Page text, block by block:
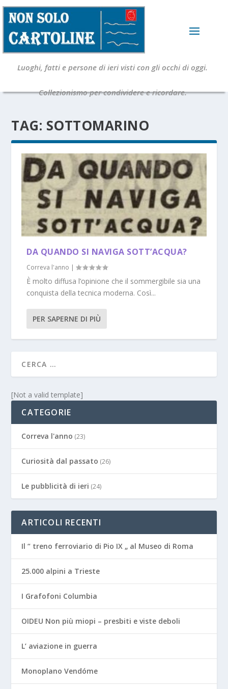
Luoghi, fatti e persone di ieri visti con gli occhi di oggi.
Collezionismo per condividere e ricordare.
TAG: SOTTOMARINO
DA QUANDO SI NAVIGA SOTT’ACQUA?
Correva l'anno |
È molto diffusa l’opinione che il sommergibile sia una
conquista della tecnica moderna. Così...
PER SAPERNE DI PIÙ
[Not a valid template]
CATEGORIE
Correva l'anno (23)
Curiosità dal passato (26)
Le pubblicità di ieri (24)
ARTICOLI RECENTI
Il “ treno ferroviario di Pio IX „ al Museo di Roma
25.000 alpini a Trieste
I Grafofoni Columbia
OIDEU Non più miopi – presbiti e viste deboli
L’ aviazione in guerra
Monoplano Vendóme